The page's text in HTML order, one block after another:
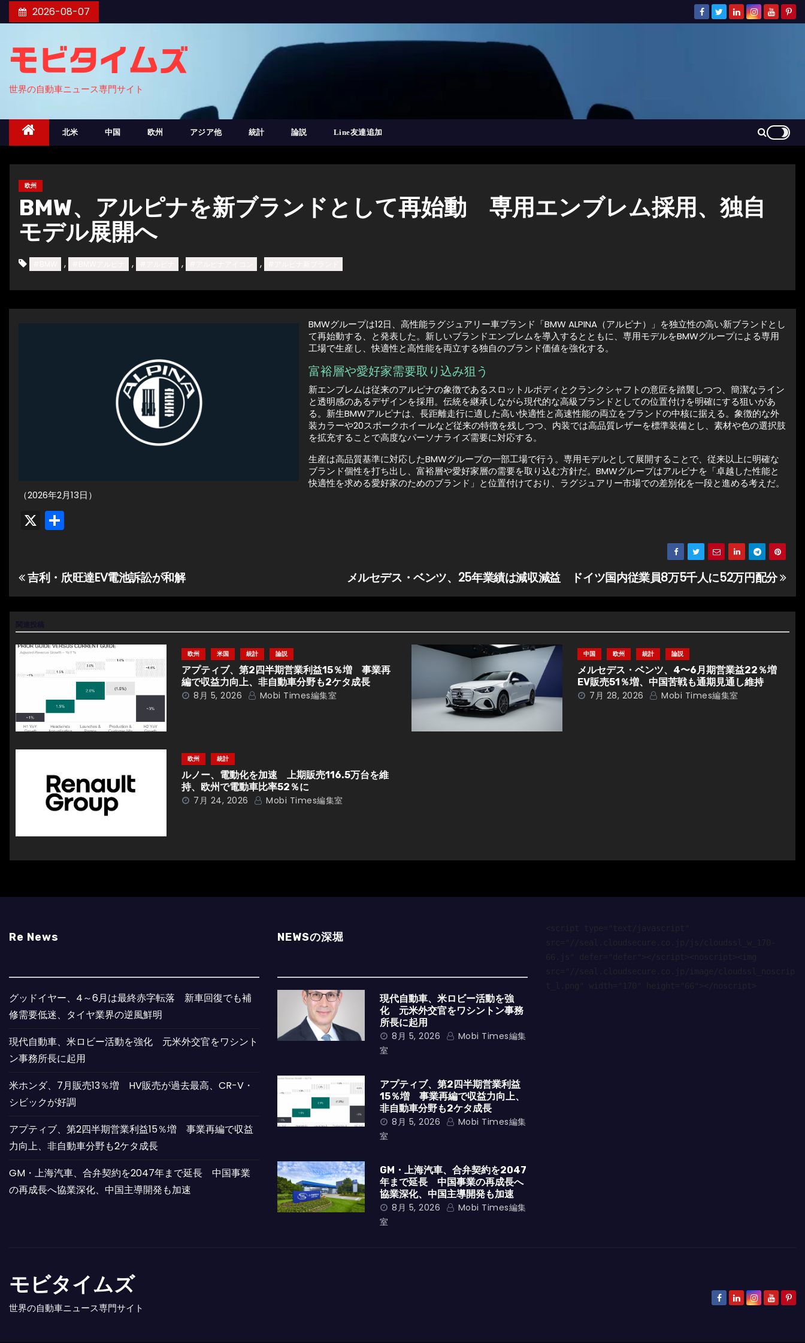
ン
2026-08-07
モビタイムズ
世界の自動車ニュース専門サイト
北米 中国 欧州 アジア他 統計 論説 Line友達追加
欧州
BMW、アルピナを新ブランドとして再始動 専用エンブレム採用、独自
モデル展開へ
, , , ,
BMWグループは12日、高性能ラグジュアリー車ブランド「BMW ALPINA（アルピナ）」を独立性の高い新ブランドとし
て再始動する、と発表した。新しいブランドエンブレムを導入するとともに、専用モデルをBMWグループによる専用
工場で生産し、快適性と高性能を両立する独自のブランド価値を強化する。
富裕層や愛好家需要取り込み狙う
新エンブレムは従来のアルピナの象徴であるスロットルボディとクランクシャフトの意匠を踏襲しつつ、簡潔なライン
と透明感のあるデザインを採用。伝統を継承しながら現代的な高級ブランドとしての位置付けを明確にする狙いがあ
る。新生BMWアルピナは、長距離走行に適した高い快適性と高速性能の両立をブランドの中核に据える。象徴的な外
装カラーや20スポークホイールなど従来の特徴を残しつつ、内装では高品質レザーを標準装備とし、素材や色の選択肢
を拡充することで高度なパーソナライズ需要に対応する。
生産は高品質基準に対応したBMWグループの一部工場で行う。専用モデルとして展開することで、従来以上に明確な
ブランド個性を打ち出し、富裕層や愛好家層の需要を取り込む方針だ。BMWグループはアルピナを「卓越した性能と
快適性を求める愛好家のためのブランド」と位置付けており、ラグジュアリー市場での差別化を一段と進める考えだ。
（2026年2月13日）
X
投
稿
ナ
ビ
ゲ
シ
ョ
メルセデス・ベンツ、25年業績は減収減益 ドイツ国内従業員8万5千人に52万円配分
吉利・欣旺達EV電池訴訟が和解
欧州 米国 統計 論説
アプティブ、第2四半期営業利益15％増 事業再
編で収益力向上、非自動車分野も2ケタ成長
8月 5, 2026 Mobi Times編集室
中国 欧州 統計 論説
メルセデス・ベンツ、4〜6月期営業益22％増
EV販売51％増、中国苦戦も通期見通し維持
7月 28, 2026 Mobi Times編集室
欧州 統計
ルノー、電動化を加速 上期販売116.5万台を維
持、欧州で電動車比率52％に
7月 24, 2026 Mobi Times編集室
Re News
グッドイヤー、4～6月は最終赤字転落 新車回復でも補
修需要低迷、タイヤ業界の逆風鮮明
現代自動車、米ロビー活動を強化 元米外交官をワシント
ン事務所長に起用
米ホンダ、7月販売13％増 HV販売が過去最高、CR-V・
シビックが好調
アプティブ、第2四半期営業利益15％増 事業再編で収益
力向上、非自動車分野も2ケタ成長
GM・上海汽車、合弁契約を2047年まで延長 中国事業
の再成長へ協業深化、中国主導開発も加速
NEWSの深堀
現代自動車、米ロビー活動を強
化 元米外交官をワシントン事務
所長に起用
8月 5, 2026
Mobi Times編集
室
アプティブ、第2四半期営業利益
15％増 事業再編で収益力向上、
非自動車分野も2ケタ成長
8月 5, 2026
Mobi Times編集
室
GM・上海汽車、合弁契約を2047
年まで延長 中国事業の再成長へ
協業深化、中国主導開発も加速
8月 5, 2026
Mobi Times編集
室
モビタイムズ
世界の自動車ニュース専門サイト